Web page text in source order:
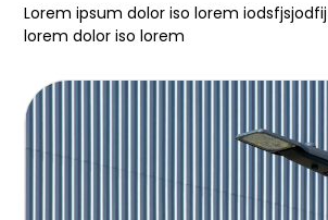
Lorem ipsum dolor iso lorem iodsfjsjodfij
lorem dolor iso lorem